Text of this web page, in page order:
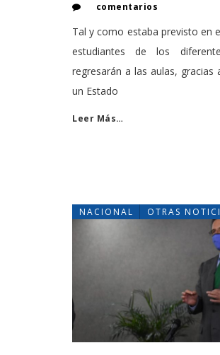
comentarios
Tal y como estaba previsto en
estudiantes de los
regresarán a las aulas, gracias
un Estado
Leer Más…
NACIONAL OTRAS